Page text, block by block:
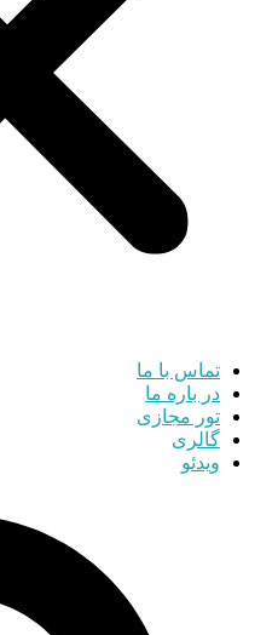
تماس با ما
در باره ما
تور مجازی
گالری
ویدئو